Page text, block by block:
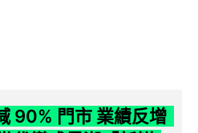
90% 門市 業績反增